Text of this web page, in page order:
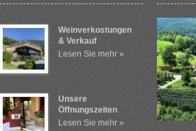
Weinverkostungen
& Verkauf
Lesen Sie mehr »
Unsere
Öffnungszeiten
Lesen Sie mehr »